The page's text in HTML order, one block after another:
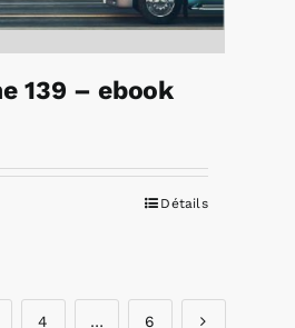
139 – ebook
Détails
4 … 6